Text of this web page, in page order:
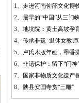
1、 走进河南仰韶文化博
2、 最早的“中国”从三门
3、 地坑院：黄土高坡孕
4、 传承非遗 退休女教
5、 卢氏木版年画，墨
6、 非遗保护：留下“门
7、
国家非物质文化遗
8、 陕县安国寺赏“三雕”